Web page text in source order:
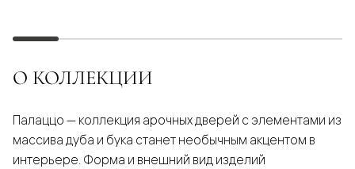
О КОЛЛЕКЦИИ
Палаццо — коллекция арочных дверей с элементами из
массива дуба и бука станет необычным акцентом в
интерьере. Форма и внешний вид изделий